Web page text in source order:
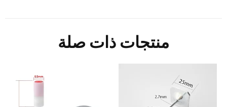
منتجات ذات صلة